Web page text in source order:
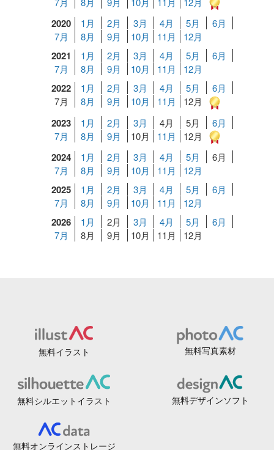
2020 1月 2月 3月 4月 5月
6月
7月
8月 9月 10月 11月 12月
2021 1月 2月 3月 4月 5月
6月
7月
8月 9月 10月 11月 12月
2022 1月 2月 3月 4月 5月
6月
7月
8月 9月 10月 11月 12月
2023 1月 2月 3月 4月 5月
6月
7月
8月 9月 10月 11月 12月
2024 1月 2月 3月 4月 5月
6月
7月
8月 9月 10月 11月 12月
2025 1月 2月 3月 4月 5月
6月
7月
8月 9月 10月 11月 12月
2026 1月 2月 3月 4月 5月
6月
7月
8月 9月 10月 11月 12月
無料イラスト 無料写真素材
無料シルエットイラスト 無料デザインソフト
無料オンラインストレージ